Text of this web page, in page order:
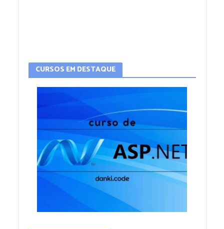
CURSOS EM DESTAQUE